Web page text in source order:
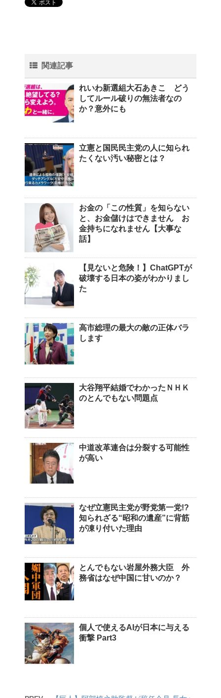
関連記事
れいわ新選組大石あきこ どう
してルール破りの無法者なの
か？意外にも
立憲と国民民主党の人に知られ
たくない汚い秘密とは？
お金の「この性質」を知らない
と、お金儲けはできません お
金持ちになれません【大事な
話】
【見ないと危険！】ChatGPTが
破壊する日本の姿がわかりまし
た
高市総理の最大の敵の正体バラ
します
大谷翔平結婚でわかったＮＨＫ
のとんでもない問題点
中道改革連合は分裂する可能性
が高い
なぜ立憲民主党が野党第一党!?
知られざる“昭和の遺産”に背筋
が凍り付いた理由
とんでもない岩屋外務大臣 外
務省はなぜ中国に甘いのか？
個人で使えるAIが日本に与える
衝撃 Part3